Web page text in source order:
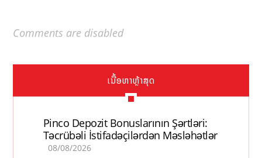
Comments are disabled
ເນື້ອຫາຫຼ້າສຸດ
Pinco Depozit Bonuslarının Şərtləri:
Təcrübəli İstifadəçilərdən Məsləhətlər
08/08/2026